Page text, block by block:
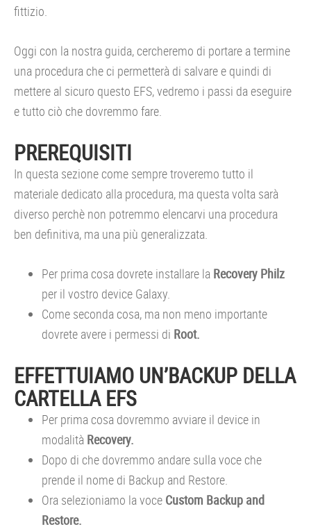
fittizio.
Oggi con la nostra guida, cercheremo di portare a termine
una procedura che ci permetterà di salvare e quindi di
mettere al sicuro questo EFS, vedremo i passi da eseguire
e tutto ciò che dovremmo fare.
PREREQUISITI
In questa sezione come sempre troveremo tutto il
materiale dedicato alla procedura, ma questa volta sarà
diverso perchè non potremmo elencarvi una procedura
ben definitiva, ma una più generalizzata.
Per prima cosa dovrete installare la Recovery Philz
per il vostro device Galaxy.
Come seconda cosa, ma non meno importante
dovrete avere i permessi di Root.
EFFETTUIAMO UN’BACKUP DELLA
CARTELLA EFS
Per prima cosa dovremmo avviare il device in
modalità Recovery.
Dopo di che dovremmo andare sulla voce che
prende il nome di Backup and Restore.
Ora selezioniamo la voce Custom Backup and
Restore.